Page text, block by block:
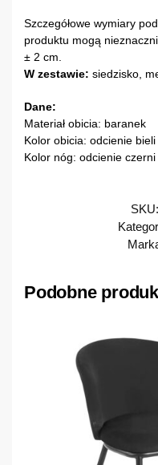
Szczegółowe wymiary
produktu mogą
± 2 cm.
W zestawie: siedzisko,
Dane:
Materiał obicia: baranek
Kolor obicia: odcienie bieli
Kolor nóg: odcienie czerni
SKU:
Podobne